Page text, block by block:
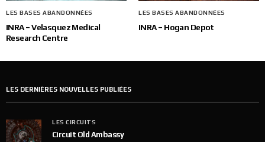
LES BASES ABANDONNÉES
INRA – Velasquez Medical
Research Centre
LES BASES ABANDONNÉES
INRA – Hogan Depot
LES DERNIÈRES NOUVELLES PUBLIÉES
LES CIRCUITS
Circuit Old Ambassy